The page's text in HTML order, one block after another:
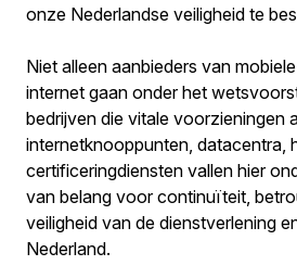
onze Nederlandse veiligheid te
Niet alleen aanbieders van
internet gaan onder het
bedrijven die vitale voorzieningen
internetknooppunten, datacentra,
certificeringdiensten vallen hier
van belang voor continuïteit,
veiligheid van de dienstverlening
Nederland.